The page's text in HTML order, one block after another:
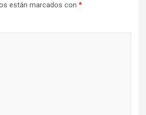
están marcados con *